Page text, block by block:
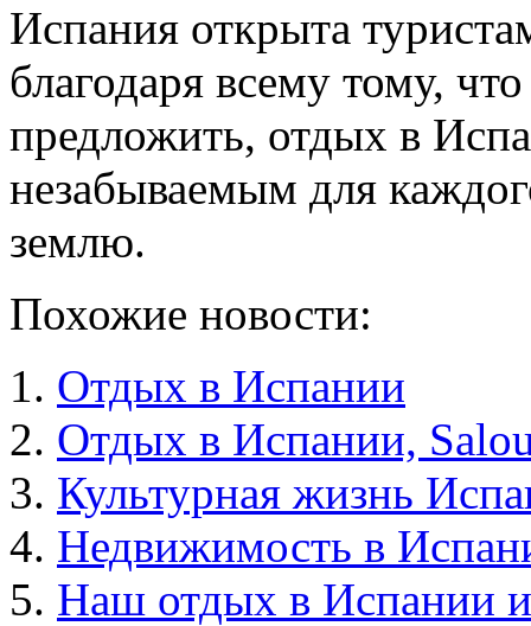
Испания открыта
благодаря всему тому,
предложить, отдых в
незабываемым для
землю.
Похожие новости:
Отдых в Испании
Отдых в Испании,
Культурная жизнь
Недвижимость в
Наш отдых в Испании